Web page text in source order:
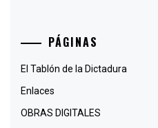
PÁGINAS
El Tablón de la Dictadura
Enlaces
OBRAS DIGITALES